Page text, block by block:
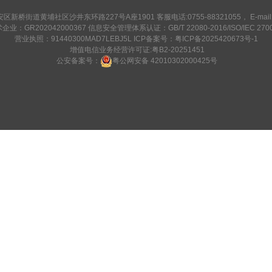
区新桥街道黄埔社区沙井东环路227号A座1901 客服电话:0755-88321055， E-
业： GR202042000367 信息安全管理体系认证： GB/T 22080-2016/ISO/IEC
营业执照： 91440300MAD7LEBJ5L ICP备案号： 粤ICP备2025420673号-1
增值电信业务经营许可证:粤B2-20251451
公安备案号：
粤公网安备 42010302000425号